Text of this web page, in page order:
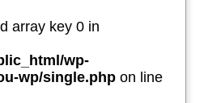
array key 0 in
wp-
wp/single.php on line